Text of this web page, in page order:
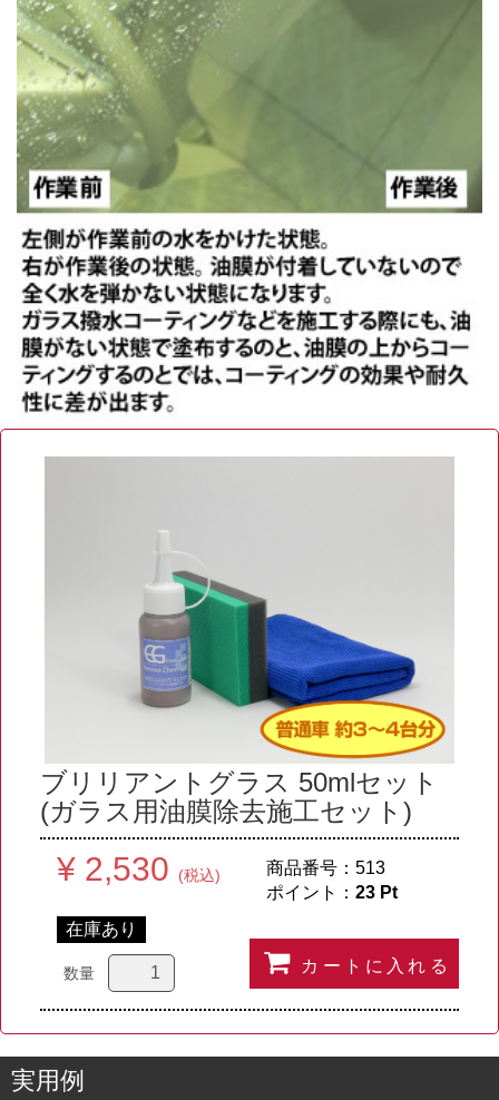
ブリリアントグラス 50mlセット
(ガラス用油膜除去施工セット)
¥ 2,530 (税込) 商品番号： 513
ポイント： 23 Pt
在庫あり
数量 カートに入れる
実用例